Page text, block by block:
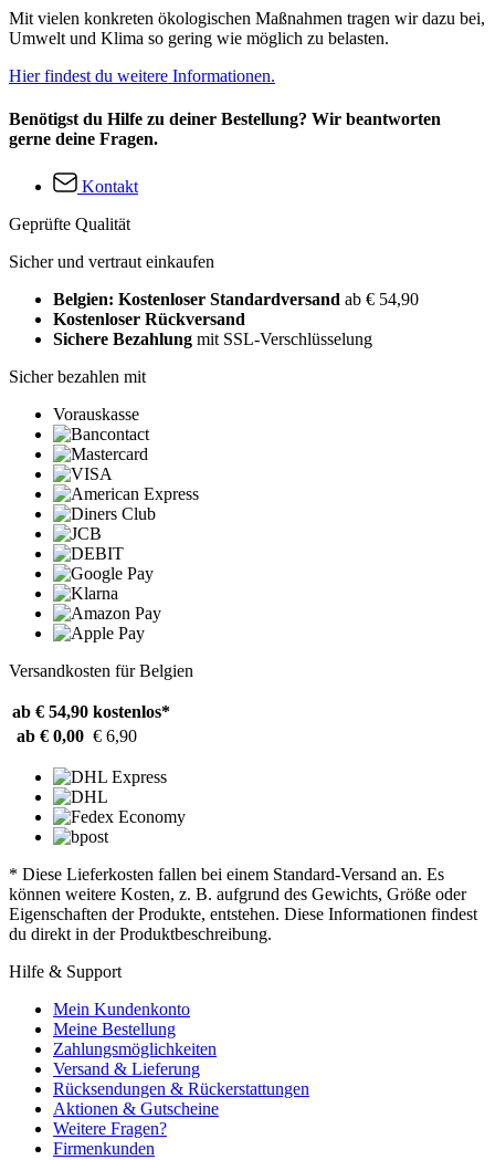
Mit vielen konkreten ökologischen Maßnahmen tragen wir dazu bei,
Umwelt und Klima so gering wie möglich zu belasten.
Hier findest du weitere Informationen.
Benötigst du Hilfe zu deiner Bestellung? Wir beantworten
gerne deine Fragen.
Kontakt
Geprüfte Qualität
Sicher und vertraut einkaufen
Belgien: Kostenloser Standardversand ab € 54,90
Kostenloser Rückversand
Sichere Bezahlung mit SSL-Verschlüsselung
Sicher bezahlen mit
Vorauskasse
Versandkosten für Belgien
ab € 54,90 kostenlos*
ab € 0,00 € 6,90
* Diese Lieferkosten fallen bei einem Standard-Versand an. Es
können weitere Kosten, z. B. aufgrund des Gewichts, Größe oder
Eigenschaften der Produkte, entstehen. Diese Informationen findest
du direkt in der Produktbeschreibung.
Hilfe & Support
Mein Kundenkonto
Meine Bestellung
Zahlungsmöglichkeiten
Versand & Lieferung
Rücksendungen & Rückerstattungen
Aktionen & Gutscheine
Weitere Fragen?
Firmenkunden